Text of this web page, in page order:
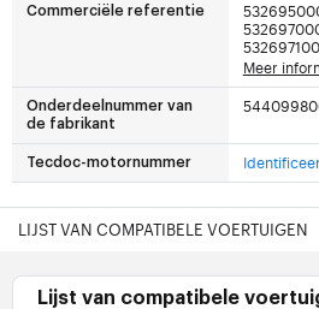
Commerciële referentie
Meer
Onderdeelnummer van
de fabrikant
Tecdoc-motornummer
LIJST VAN COMPATIBELE VOERTUIGEN
Lijst van compatibele